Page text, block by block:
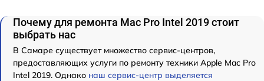
Почему для ремонта Mac Pro Intel 2019 стоит
выбрать нас
В Самаре существует множество сервис-центров,
предоставляющих услуги по ремонту техники Apple Mac Pro
Intel 2019. Однако наш сервис-центр выделяется